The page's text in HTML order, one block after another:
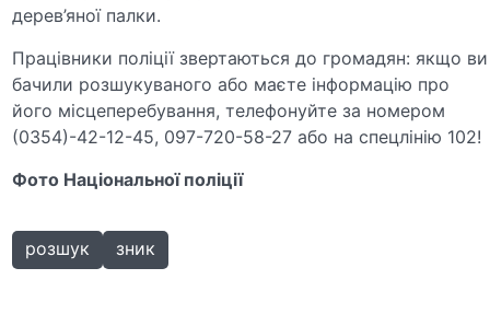
дерев’яної палки.
Працівники поліції звертаються до громадян: якщо ви
бачили розшукуваного або маєте інформацію про
його місцеперебування, телефонуйте за номером
(0354)-42-12-45, 097-720-58-27 або на спецлінію 102!
Фото Національної поліції
розшук зник